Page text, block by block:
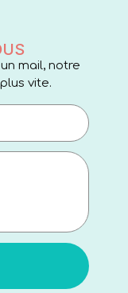
mail, notre
vite.